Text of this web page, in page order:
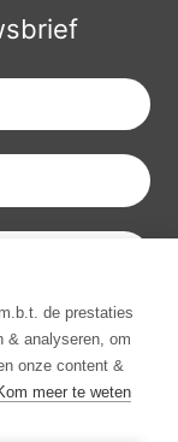
je kan je ook
van
de prestaties
& analyseren, om
onze content &
meer te weten